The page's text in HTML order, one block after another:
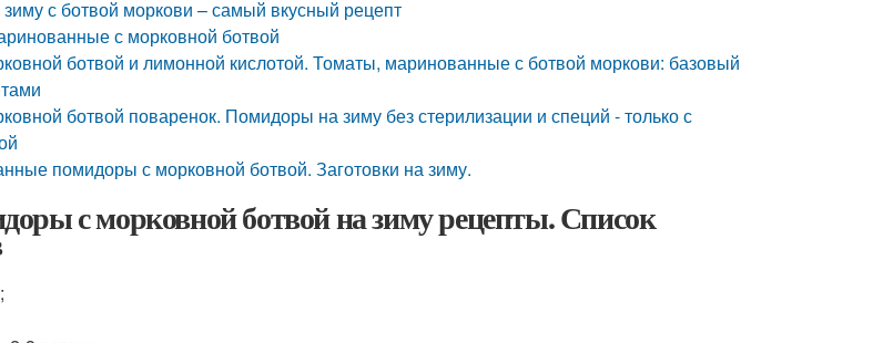
с ботвой моркови – самый вкусный рецепт
с морковной ботвой
ботвой и лимонной кислотой. Томаты, маринованные с ботвой моркови: базовый
ботвой поваренок. Помидоры на зиму без стерилизации и специй - только с
помидоры с морковной ботвой. Заготовки на зиму.
с морковной ботвой на зиму рецепты. Список